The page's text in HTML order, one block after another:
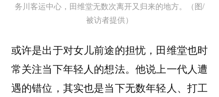
务川客运中心，田维堂无数次离开又归来的地方。（图/
被访者提供）
或许是出于对女儿前途的担忧，田维堂也时
常关注当下年轻人的想法。他说上一代人遭
遇的错位，其实也是当下无数年轻人、打工